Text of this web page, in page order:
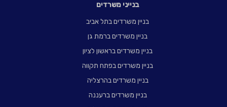
בנייני משרדים
בניין משרדים בתל אביב
בניין משרדים ברמת גן
בניין משרדים בראשון לציון
בניין משרדים בפתח תקווה
בניין משרדים בהרצליה
בניין משרדים ברעננה